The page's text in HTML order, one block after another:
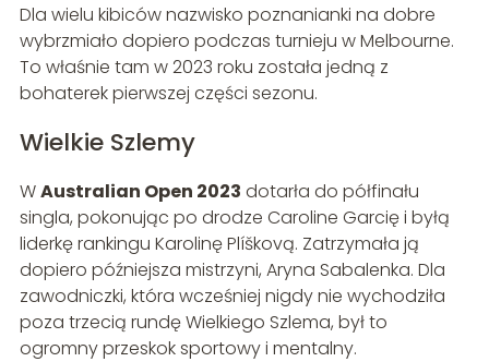
Dla wielu kibiców nazwisko poznanianki na dobre
wybrzmiało dopiero podczas turnieju w Melbourne.
To właśnie tam w 2023 roku została jedną z
bohaterek pierwszej części sezonu.
Wielkie Szlemy
WAustralian Open 2023 dotarła do półfinału
singla, pokonując po drodze Caroline Garcię i byłą
liderkę rankingu Karolinę Plíškovą. Zatrzymała ją
dopiero późniejsza mistrzyni, Aryna Sabalenka. Dla
zawodniczki, która wcześniej nigdy nie wychodziła
poza trzecią rundę Wielkiego Szlema, był to
ogromny przeskok sportowy i mentalny.